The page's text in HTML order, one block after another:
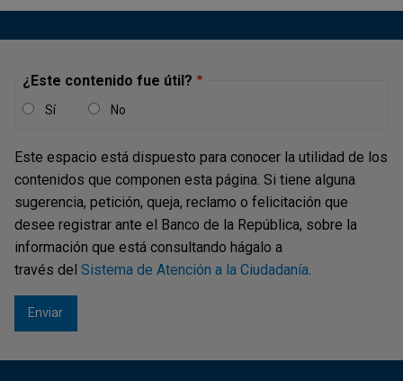
Código:19
Banco de Occidente
Código:
Bucaramanga, Manizales, Cartagena y Pereira)
Banco Caja Social
Código:32
Cuenta nacional (Bogotá, Medellín, Cali, Barranquilla,
Bucaramanga, Manizales, Cartagena y Pereira)
¿Este contenido fue útil?
Sí No
Este espacio está dispuesto para conocer la utilidad de los
contenidos que componen esta página. Si tiene alguna
sugerencia, petición, queja, reclamo o felicitación que
desee registrar ante el Banco de la República, sobre la
información que está consultando hágalo a
través del Sistema de Atención a la Ciudadanía